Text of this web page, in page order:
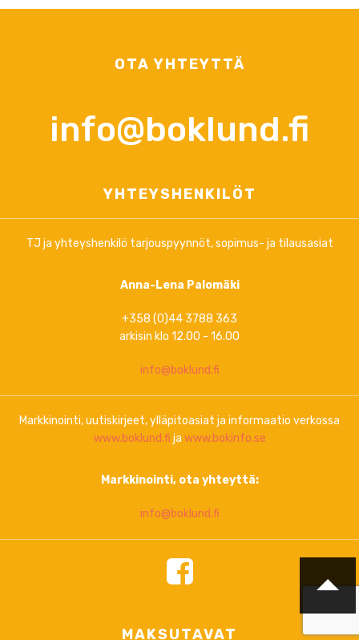
OTA YHTEYTTÄ
info@boklund.fi
YHTEYSHENKILÖT
TJ ja yhteyshenkilö tarjouspyynnöt, sopimus- ja tilausasiat
Anna-Lena Palomäki
+358 (0)44 3788 363
arkisin klo 12.00 - 16.00
info@boklund.fi
Markkinointi, uutiskirjeet, ylläpitoasiat ja informaatio verkossa
www.boklund.fi ja www.bokinfo.se
Markkinointi, ota yhteyttä:
info@boklund.fi
MAKSUTAVAT